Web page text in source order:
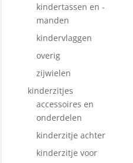
kindertassen en -
manden
kindervlaggen
overig
zijwielen
kinderzitjes
accessoires en
onderdelen
kinderzitje achter
kinderzitje voor